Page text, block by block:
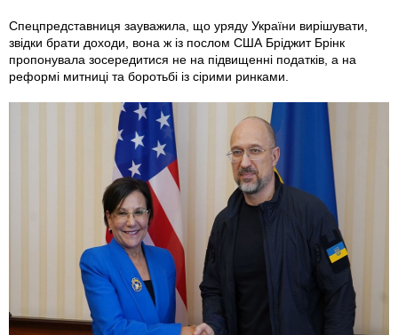
Спецпредставниця зауважила, що уряду України вирішувати,
звідки брати доходи, вона ж із послом США Бріджит Брінк
пропонувала зосередитися не на підвищенні податків, а на
реформі митниці та боротьбі із сірими ринками.